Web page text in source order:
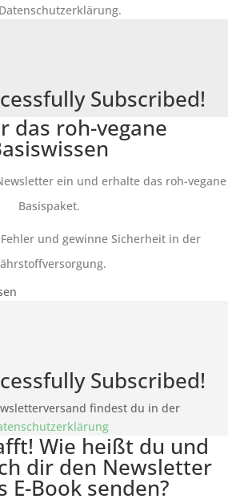
Subscribed!
das roh-vegane
ein und erhalte das roh-vegane
Basispaket.
und gewinne Sicherheit in der
Subscribed!
findest du in der
Wie heißt du und
dir den Newsletter
E-Book senden?